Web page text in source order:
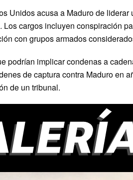
Unidos acusa a Maduro de liderar
cargos incluyen conspiración
con grupos armados
podrían implicar condenas a
de captura contra Maduro en
de un tribunal.